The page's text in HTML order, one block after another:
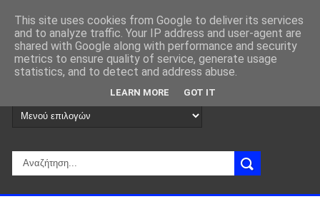
This site uses cookies from Google to deliver its services
and to analyze traffic. Your IP address and user-agent are
shared with Google along with performance and security
metrics to ensure quality of service, generate usage
statistics, and to detect and address abuse.
LEARN MORE GOT IT